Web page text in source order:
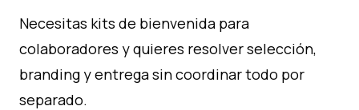
Necesitas kits de bienvenida para
colaboradores y quieres resolver selección,
branding y entrega sin coordinar todo por
separado.